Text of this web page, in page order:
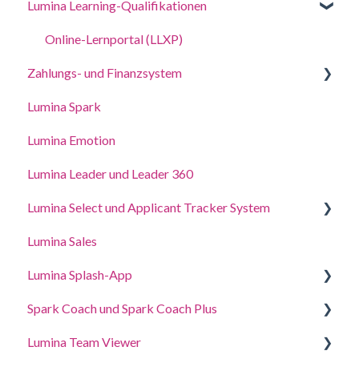
Leitfäden für Coaching und Workshops
Lumina Learning-Qualifikationen
Online-Lernportal (LLXP)
Zahlungs- und Finanzsystem
Punkte kaufen und Transaktionen anzeigen
Lumina Spark
Lumina Emotion
Lumina Leader und Leader 360
Lumina Select und Applicant Tracker System
Applicant Tracker System
Lumina Select Explainer
Lumina Sales
Lumina Splash-App
Für Teilnehmer
für Practitioners
Spark Coach und Spark Coach Plus
Anleitungen und Demos
Lumina Team Viewer